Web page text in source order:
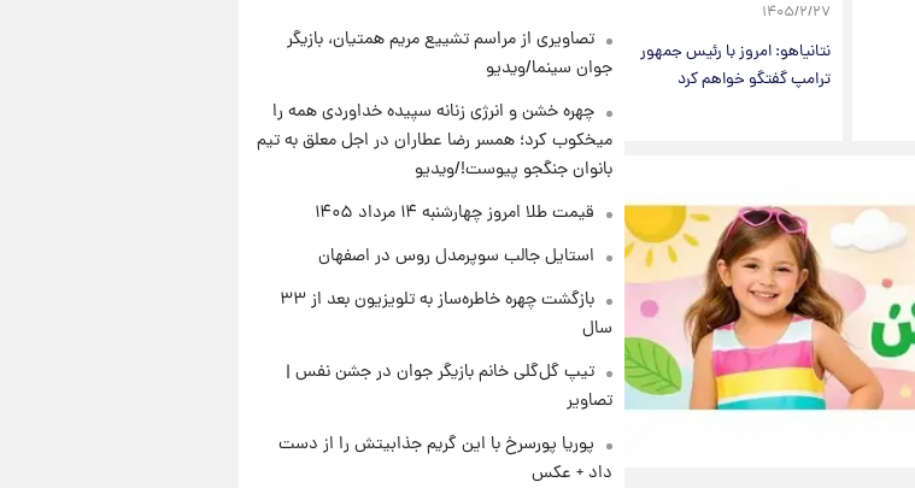
۱۴۰۵/۲/۲۷
نتانیاهو: امروز با رئیس جمهور
ترامپ گفتگو خواهم کرد
بزرگ‌تری برای ایران است
۲۱ ساعت پیش
آمریکا به مدرسه میناب؛ «باید
سیلی محکمی به صورت ترامپ زد»
۲۱ ساعت پیش
قیمت طلا و سکه امروز چهارشنبه
و سکه
تصاویری از مراسم تشییع مریم همتیان، بازیگر
جوان سینما/ویدیو
چهره خشن و انرژی زنانه سپیده خداوردی همه را
میخکوب کرد؛ همسر رضا عطاران در اجل معلق به تیم
بانوان جنگجو پیوست!/ویدیو
قیمت طلا امروز چهارشنبه ۱۴ مرداد ۱۴۰۵
استایل جالب سوپرمدل روس در اصفهان
بازگشت چهره خاطره‌ساز به تلویزیون بعد از ۳۳
سال
تیپ گل‌گلی خانم بازیگر جوان در جشن نفس |
تصاویر
پوریا پورسرخ با این گریم جذابیتش را از دست
داد + عکس